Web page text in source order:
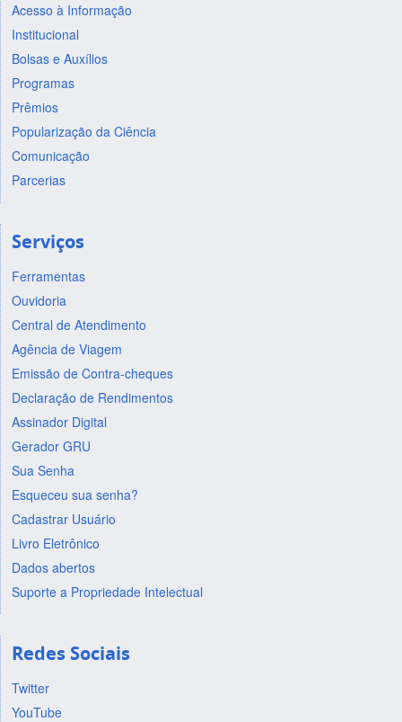
Acesso à Informação
Institucional
Bolsas e Auxílios
Programas
Prêmios
Popularização da Ciência
Comunicação
Parcerias
Serviços
Ferramentas
Ouvidoria
Central de Atendimento
Agência de Viagem
Emissão de Contra-cheques
Declaração de Rendimentos
Assinador Digital
Gerador GRU
Sua Senha
Esqueceu sua senha?
Cadastrar Usuário
Livro Eletrônico
Dados abertos
Suporte a Propriedade Intelectual
Redes Sociais
Twitter
YouTube